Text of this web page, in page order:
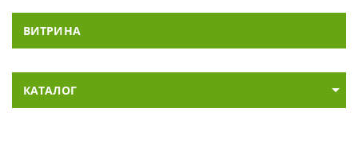
ВИТРИНА
КАТАЛОГ